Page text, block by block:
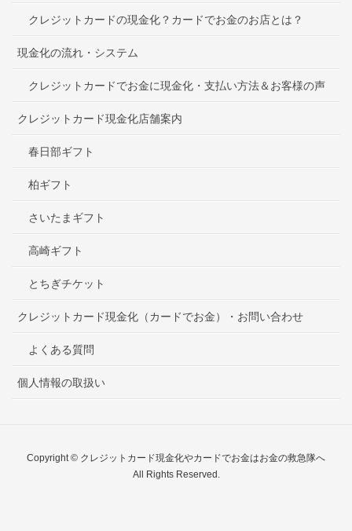
クレジットカードの現金化？カードでお金のお店とは？
現金化の流れ・システム
クレジットカードでお金に現金化・支払い方法＆お客様の声
クレジットカード現金化店舗案内
春日部ギフト
柏ギフト
さいたまギフト
高崎ギフト
とちぎチケット
クレジットカード現金化（カードでお金）・お問い合わせ
よくある質問
個人情報の取扱い
Copyright © クレジットカード現金化やカードでお金はお金の救急隊へ
All Rights Reserved.